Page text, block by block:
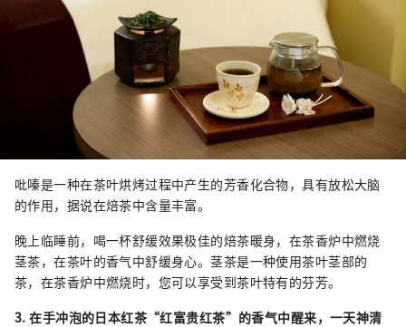
吡嗪是一种在茶叶烘烤过程中产生的芳香化合物，具有放松大脑
的作用，据说在焙茶中含量丰富。
晚上临睡前，喝一杯舒缓效果极佳的焙茶暖身，在茶香炉中燃烧
茎茶，在茶叶的香气中舒缓身心。茎茶是一种使用茶叶茎部的
茶，在茶香炉中燃烧时，您可以享受到茶叶特有的芬芳。
3. 在手冲泡的日本红茶“红富贵红茶”的香气中醒来，一天神清